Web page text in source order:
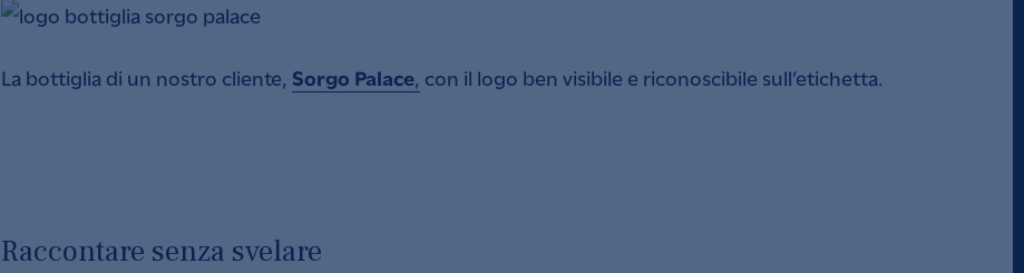
La bottiglia di un nostro cliente, Sorgo Palace, con il logo ben visibile e riconoscibile sull’etichetta.
Raccontare senza svelare